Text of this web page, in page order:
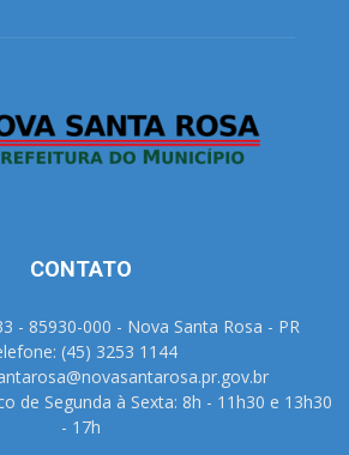
CONTATO
- 85930-000 - Nova Santa Rosa - PR
(45) 3253 1144
de Segunda à Sexta: 8h - 11h30 e 13h30
- 17h